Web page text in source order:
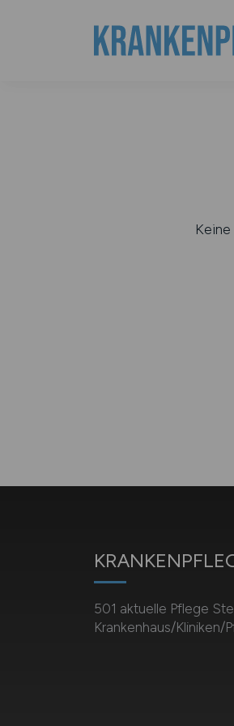
501 aktuelle Pflege
Krankenhaus/Kliniken/